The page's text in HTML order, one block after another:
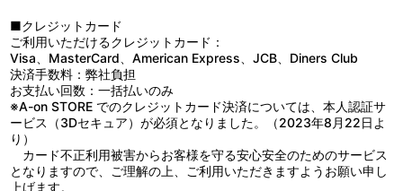
特典
■作品解説書(4C/24P)
他、仕様
■特製くるみBOX
「俺のやりたいこと」
第13話「アユ姉にバレちゃった！」
ヒーローも怪獣も存在しない地球に、突然「ソラ」から落ちてき
た宇宙人。その姿は、赤き宇宙ブーメラン「オメガスラッガー」を
シンボルに湛える、“究極” の名を冠したウルトラマン。
それまでの記憶を失った宇宙人「ウルトラマンオメガ」は、「ソ
ラト」と名付けられた地球人の姿で、初めて触れ合う生き物「地球
人」を理解しようと、興味津々に人々を見つめる。
ときに出現する巨大生物、ソラトの失われた記憶から蘇る「怪
■クレジットカード
ご利用いただけるクレジットカード：
Visa、MasterCard、American Express、JCB、Diners Club
決済手数料：弊社負担
お支払い回数：一括払いのみ
※A-on STORE でのクレジットカード決済については、本人認証サ
ービス（3Dセキュア）が必須となりました。（2023年8月22日よ
り）
カード不正利用被害からお客様を守る安心安全のためのサービス
となりますので、ご理解の上、ご利用いただきますようお願い申し
上げます。